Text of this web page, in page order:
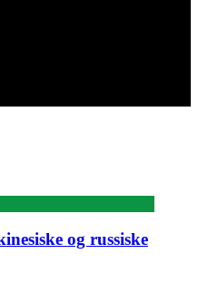
og russiske